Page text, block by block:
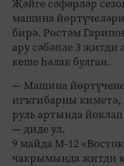
Җәйге сәфәрләр
машина
бирә. Рөстәм
ару сәбәпле 3 җитди
кеше һәлак булган.
— Машина
игътибарны
руль артында
— диде ул.
9 майда М-12
чакрымында җитди